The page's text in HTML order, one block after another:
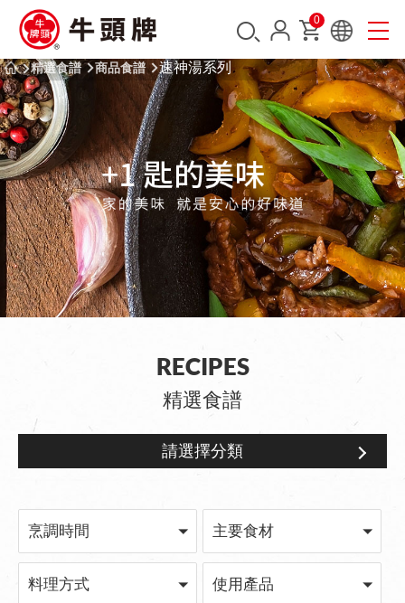
0
精選食譜 商品食譜 速神湯系列
RECIPES
精選食譜
請選擇分類
速神湯系列
烹調時間 主要食材
料理方式 使用產品